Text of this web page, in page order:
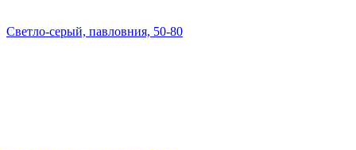
Светло-серый, павловния, 50-80